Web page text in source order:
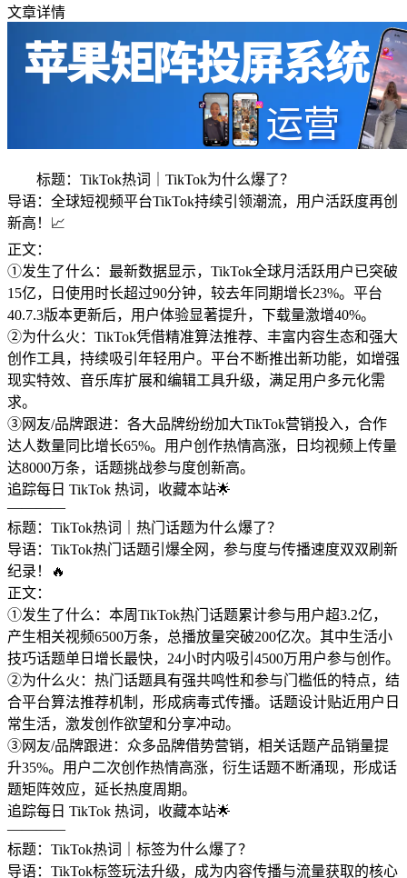
文章详情
标题：TikTok热词｜TikTok为什么爆了？
导语：全球短视频平台TikTok持续引领潮流，用户活跃度再创
新高！📈
正文：
①发生了什么：最新数据显示，TikTok全球月活跃用户已突破
15亿，日使用时长超过90分钟，较去年同期增长23%。平台
40.7.3版本更新后，用户体验显著提升，下载量激增40%。
②为什么火：TikTok凭借精准算法推荐、丰富内容生态和强大
创作工具，持续吸引年轻用户。平台不断推出新功能，如增强
现实特效、音乐库扩展和编辑工具升级，满足用户多元化需
求。
③网友/品牌跟进：各大品牌纷纷加大TikTok营销投入，合作
达人数量同比增长65%。用户创作热情高涨，日均视频上传量
达8000万条，话题挑战参与度创新高。
追踪每日 TikTok 热词，收藏本站🌟
————
标题：TikTok热词｜热门话题为什么爆了？
导语：TikTok热门话题引爆全网，参与度与传播速度双双刷新
纪录！🔥
正文：
①发生了什么：本周TikTok热门话题累计参与用户超3.2亿，
产生相关视频6500万条，总播放量突破200亿次。其中生活小
技巧话题单日增长最快，24小时内吸引4500万用户参与创作。
②为什么火：热门话题具有强共鸣性和参与门槛低的特点，结
合平台算法推荐机制，形成病毒式传播。话题设计贴近用户日
常生活，激发创作欲望和分享冲动。
③网友/品牌跟进：众多品牌借势营销，相关话题产品销量提
升35%。用户二次创作热情高涨，衍生话题不断涌现，形成话
题矩阵效应，延长热度周期。
追踪每日 TikTok 热词，收藏本站🌟
————
标题：TikTok热词｜标签为什么爆了？
导语：TikTok标签玩法升级，成为内容传播与流量获取的核心